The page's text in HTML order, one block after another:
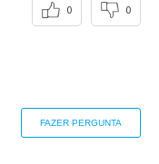
0 0
FAZER PERGUNTA